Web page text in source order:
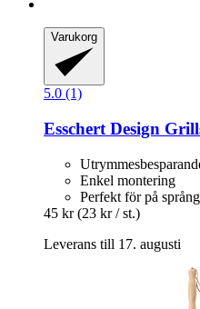
Varukorg
5.0 (1)
Esschert Design
Enkel montering
Perfekt för på språng
45 kr (23 kr / st.)
Leverans till 17. augusti